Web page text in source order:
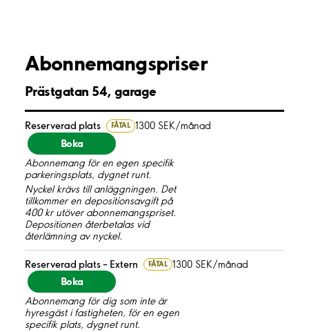
Abonnemangspriser
Prästgatan 54, garage
Reserverad plats FÅTAL 1300 SEK/månad
Boka
Abonnemang för en egen specifik
parkeringsplats, dygnet runt.
Nyckel krävs till anläggningen. Det
tillkommer en depositionsavgift på
400 kr utöver abonnemangspriset.
Depositionen återbetalas vid
återlämning av nyckel.
Reserverad plats – Extern FÅTAL 1300 SEK/månad
Boka
Abonnemang för dig som inte är
hyresgäst i fastigheten, för en egen
specifik plats, dygnet runt.